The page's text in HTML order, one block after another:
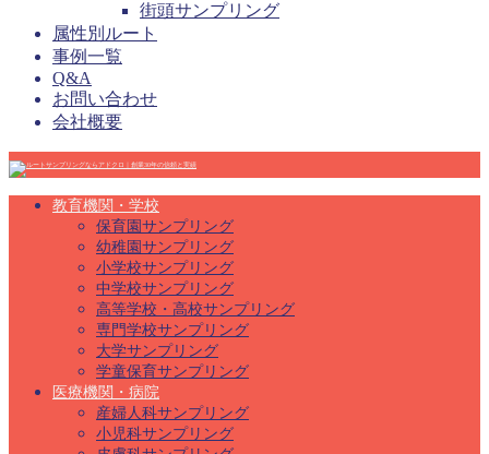
街頭サンプリング
属性別ルート
事例一覧
Q&A
お問い合わせ
会社概要
教育機関・学校
保育園サンプリング
幼稚園サンプリング
小学校サンプリング
中学校サンプリング
高等学校・高校サンプリング
専門学校サンプリング
大学サンプリング
学童保育サンプリング
医療機関・病院
産婦人科サンプリング
小児科サンプリング